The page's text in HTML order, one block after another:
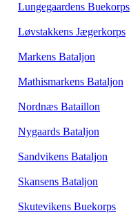
Lungegaardens Buekorps
Løvstakkens Jægerkorps
Markens Bataljon
Mathismarkens Bataljon
Nordnæs Bataillon
Nygaards Bataljon
Sandvikens Bataljon
Skansens Bataljon
Skutevikens Buekorps